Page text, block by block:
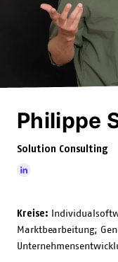
Philippe
Solution Consulting
Kreise:
Marktbearbeitung;